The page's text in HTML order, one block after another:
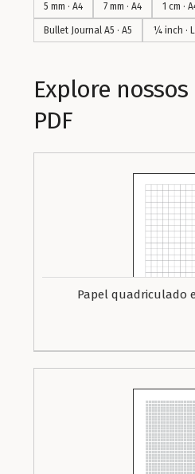
5 mm · A4 7 mm · A4 1 cm ·
Bullet Journal A5 · A5 ¼ inch ·
Explore
PDF
Papel quadriculado